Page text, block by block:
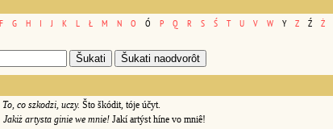
F G H I J K L Ł M N O Ó P Q R S Ś T U V W Y Z Ź Ż
To, co szkodzi, uczy. Što škódit, tóje účyt.
Jakiż artysta ginie we mnie! Jakí artýst híne vo mniê!